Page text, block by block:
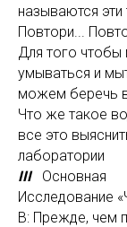
называются эти
Повтори...
Для того чтобы
умываться и
можем беречь
Что же такое
все это
лаборатории
III Основная
Исследование
В: Прежде, чем